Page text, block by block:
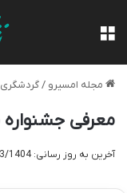
مجله امسیرو /گردشگری
معرفی
آخرین به روز رسانی: 10/03/1404